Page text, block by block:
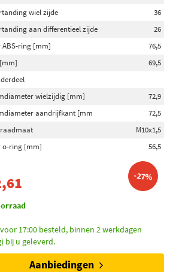
wiel zijde
36
aan differentieel zijde
26
ABS-ring [mm]
76,5
69,5
wielzijdig [mm]
72,9
aandrijfkant [mm
72,5
M10x1,5
o-ring [mm]
56,5
-27%
17:00 besteld, binnen 2 werkdagen
bij u geleverd.
Aanbiedingen